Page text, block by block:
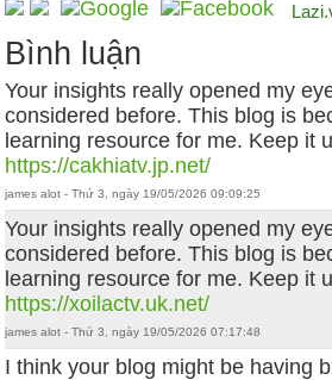
Bình luận
Your insights really opened my
considered before. This blog is
learning resource for me. Keep it
https://cakhiatv.jp.net/
james alot - Thứ 3, ngày 19/05/2026 09:09:25
Your insights really opened my
considered before. This blog is
learning resource for me. Keep it
https://xoilactv.uk.net/
james alot - Thứ 3, ngày 19/05/2026 07:17:48
I think your blog might be having